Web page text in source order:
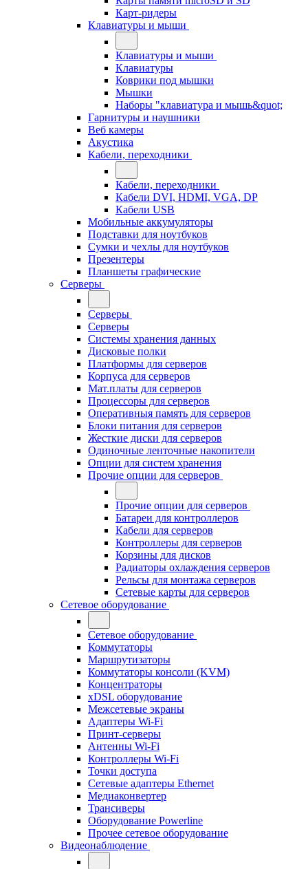
Карт-ридеры
Клавиатуры и мыши
Клавиатуры и мыши
Клавиатуры
Коврики под мышки
Мышки
Наборы "клавиатура и мышь&quot;
Гарнитуры и наушники
Веб камеры
Акустика
Кабели, переходники
Кабели, переходники
Кабели DVI, HDMI, VGA, DP
Кабели USB
Мобильные аккумуляторы
Подставки для ноутбуков
Сумки и чехлы для ноутбуков
Презентеры
Планшеты графические
Серверы
Серверы
Серверы
Системы хранения данных
Дисковые полки
Платформы для серверов
Корпуса для серверов
Мат.платы для серверов
Процессоры для серверов
Оперативныя память для серверов
Блоки питания для серверов
Жесткие диски для серверов
Одиночные ленточные накопители
Опции для систем хранения
Прочие опции для серверов
Прочие опции для серверов
Батареи для контроллеров
Кабели для серверов
Контроллеры для серверов
Корзины для дисков
Радиаторы охлаждения серверов
Рельсы для монтажа серверов
Сетевые карты для серверов
Сетевое оборудование
Сетевое оборудование
Коммутаторы
Маршрутизаторы
Коммутаторы консоли (KVM)
Концентраторы
xDSL оборудование
Межсетевые экраны
Адаптеры Wi-Fi
Принт-серверы
Антенны Wi-Fi
Контроллеры Wi-Fi
Точки доступа
Сетевые адаптеры Ethernet
Медиаконвертер
Трансиверы
Оборудование Powerline
Прочее сетевое оборудование
Видеонаблюдение